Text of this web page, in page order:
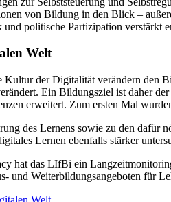
von Bildung in den Blick –
politische Partizipation verstärkt
Welt
der Digitalität verändern den
Ein Bildungsziel ist daher
erweitert. Zum ersten Mal
des Lernens sowie zu den dafür
Lernen ebenfalls stärker
hat das LIfBi ein
und Weiterbildungsangeboten für